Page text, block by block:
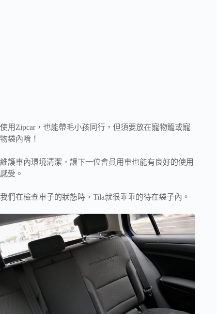
使用Zipcar，也能帶毛小孩同行，但須要放在寵物籠或寵
物袋內唷！
維護車內環境清潔，讓下一位會員用車也能有良好的使用
感受。
我們在檢查車子的狀態時，Tila就很乖乖的待在袋子內。